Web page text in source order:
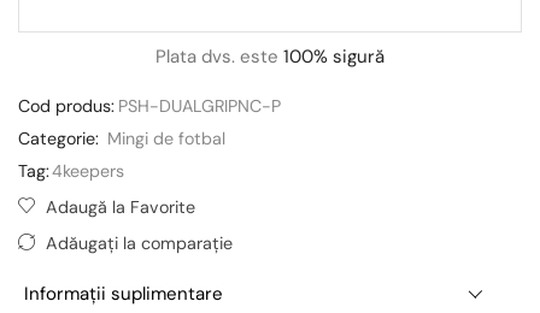
Plata dvs. este 100% sigură
Cod produs: PSH-DUALGRIPNC-P
Categorie: Mingi de fotbal
Tag:4keepers
Adaugă la Favorite
Adăugați la comparație
Informații suplimentare